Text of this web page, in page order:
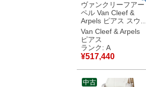
ヴァンクリーフアー
ペル Van Cleef &
Arpels ピアス スウィ
ート アルハンブラ パ
ールホワイト×イエロ
ーゴールド 750 18K
18金 マザーオブパー
ル VCARA44800
【中古】中古美品
Van Cleef & Arpels
ピアス
ランク: A
¥517,440
中古